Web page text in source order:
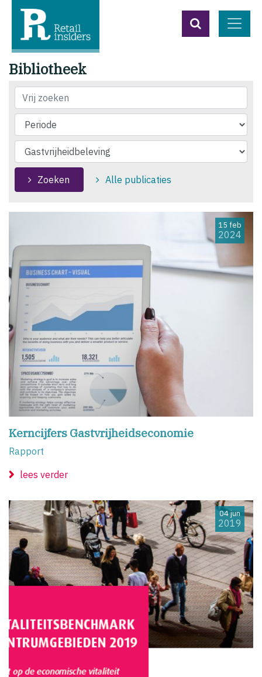
Bibliotheek
Vrij zoeken
Zoeken Alle publicaties
Kerncijfers Gastvrijheidseconomie
Rapport
15 feb
2024
lees verder
04 jun
2019